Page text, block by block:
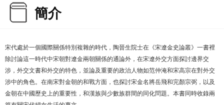
簡介
宋代處於一個國際關係特別複雜的時代，陶晉生院士在《宋遼金史論叢》一書裡
除討論這一時代中宋朝對遼金兩朝關係的通論外，在宋遼外交方面探討邊界交
涉，外交文書和外交的特色，並論及重要的政治人物如范仲淹和宋高宗在對外交
涉中的角色。在南宋對金朝的和戰方面，也探討宋金名將岳飛和完顏宗弼，以及
金朝在中國歷史上的重要性，和漢族與少數族群間的同化問題。本書同時收錄兩